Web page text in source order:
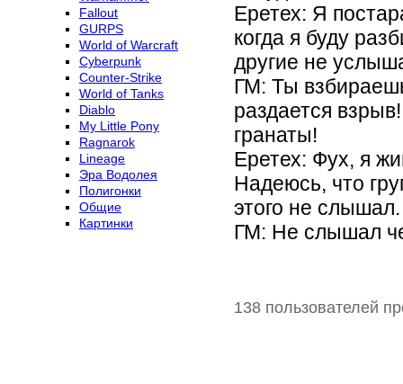
Еретех: Я
когда я буду
другие не
ГМ: Ты
раздается
гранаты!
Еретех: Фух, я
Надеюсь, что
этого не слышал.
ГМ: Не слышал
138 пользователей
Fallout
GURPS
World of Warcraft
Сyberpunk
Counter-Strike
World of Tanks
Diablo
My Little Pony
Ragnarok
Lineage
Эра Водолея
Полигонки
Общие
Картинки